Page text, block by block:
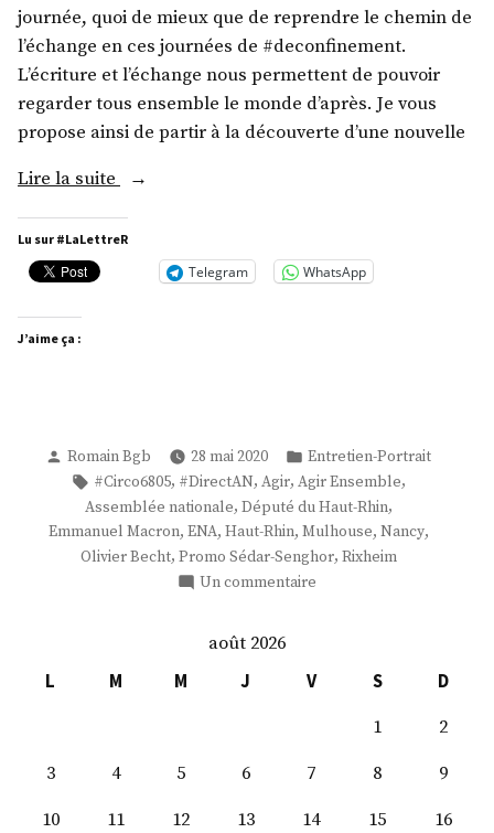
journée, quoi de mieux que de reprendre le chemin de
l’échange en ces journées de #deconfinement.
L’écriture et l’échange nous permettent de pouvoir
regarder tous ensemble le monde d’après. Je vous
propose ainsi de partir à la découverte d’une nouvelle
Lire la suite
« M.
Becht »
Lu sur #LaLettreR
Telegram WhatsApp
J’aime ça :
Publié
par
Romain Bgb 28 mai 2020
Publié
dans
Entretien-Portrait
Étiquettes :
#Circo6805, #DirectAN, Agir, Agir Ensemble,
Assemblée nationale, Député du Haut-Rhin,
Emmanuel Macron, ENA, Haut-Rhin, Mulhouse, Nancy,
Olivier Becht, Promo Sédar-Senghor, Rixheim
Un commentaire
août 2026
L
M M J V S
D
1
2
3
4 5 6 7 8
9
10
11 12 13 14 15
16